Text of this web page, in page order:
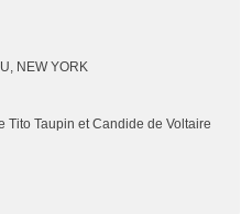
NEW YORK
Tito Taupin et Candide de Voltaire